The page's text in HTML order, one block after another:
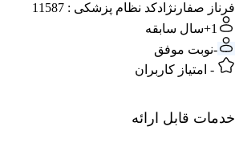
فرناز صفارنژادکد نظام پزشکی : 11587
1+ سال سابقه
-نوبت موفق
- امتیاز کاربران
خدمات قابل ارائه